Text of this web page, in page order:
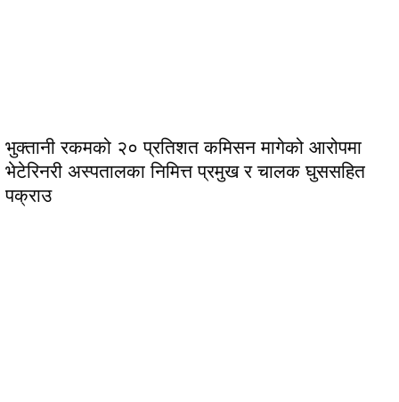
भुक्तानी रकमको २० प्रतिशत कमिसन मागेको आरोपमा
भेटेरिनरी अस्पतालका निमित्त प्रमुख र चालक घुससहित
पक्राउ